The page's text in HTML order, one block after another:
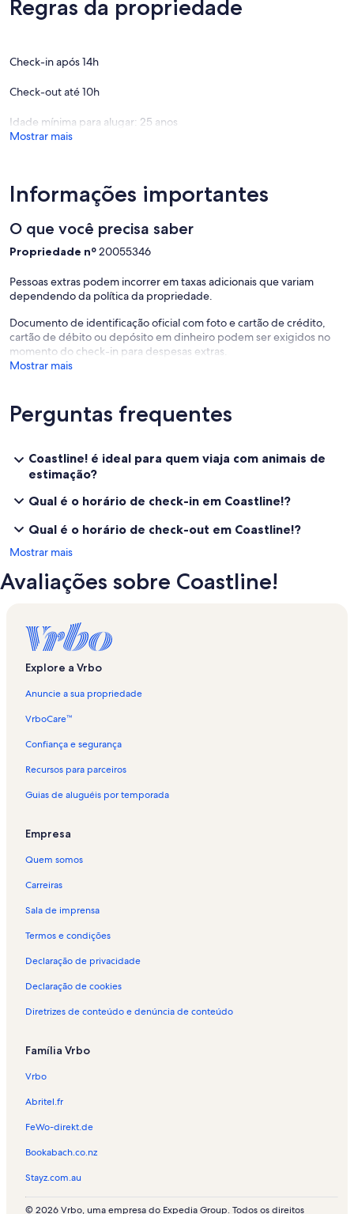
Regras da propriedade
Check-in após 14h
Check-out até 10h
Idade mínima para alugar: 25 anos
Mostrar mais
Informações importantes
O que você precisa saber
Propriedade nº20055346
Pessoas extras podem incorrer em taxas adicionais que variam
dependendo da política da propriedade.
Documento de identificação oficial com foto e cartão de crédito,
cartão de débito ou depósito em dinheiro podem ser exigidos no
momento do check-in para despesas extras.
Mostrar mais
Perguntas frequentes
Coastline! é ideal para quem viaja com animais de
estimação?
Qual é o horário de check-in em Coastline!?
Qual é o horário de check-out em Coastline!?
Mostrar mais
Avaliações sobre Coastline!
Explore a Vrbo
Anuncie a sua propriedade
VrboCare™
Confiança e segurança
Recursos para parceiros
Guias de aluguéis por temporada
Empresa
Quem somos
Carreiras
Sala de imprensa
Termos e condições
Declaração de privacidade
Declaração de cookies
Diretrizes de conteúdo e denúncia de conteúdo
Família Vrbo
Vrbo
Abritel.fr
FeWo-direkt.de
Bookabach.co.nz
Stayz.com.au
© 2026 Vrbo, uma empresa do Expedia Group. Todos os direitos